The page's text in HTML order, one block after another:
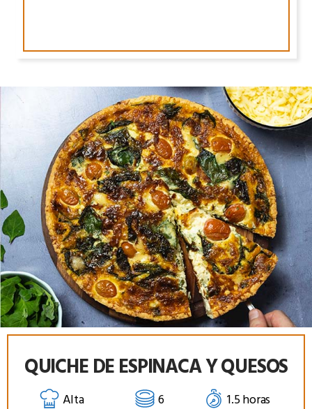
QUICHE DE ESPINACA Y QUESOS
Alta 6
1.5 horas